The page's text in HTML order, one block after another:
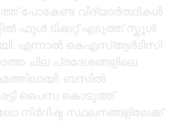
പോകേണ്ട വിദ്യാർത്ഥികൾ
ഫുൾ ടിക്കറ്റ് എടുത്ത് സ്കൂൾ
എന്നാൽ കെഎസ്ആർടിസി
ചില പ്രദേശങ്ങളിലെ
ബസിൽ
പൈസ കൊടുത്ത്
നിർദിഷ്ട സ്ഥലനങ്ങളിലേക്ക്